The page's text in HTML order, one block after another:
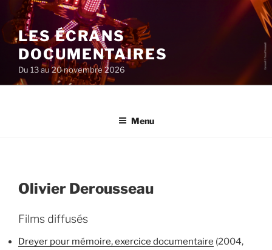
au
contenu
principal
LES ÉCRANS
DOCUMENTAIRES
Du 13 au 20 novembre 2026
Menu
Olivier Derousseau
Films diffusés
Dreyer pour mémoire, exercice documentaire (2004,